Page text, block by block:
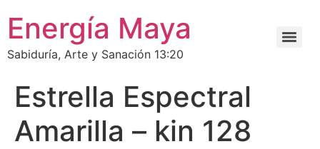
Energía Maya
Sabiduría, Arte y Sanación 13:20
Estrella Espectral
Amarilla – kin 128